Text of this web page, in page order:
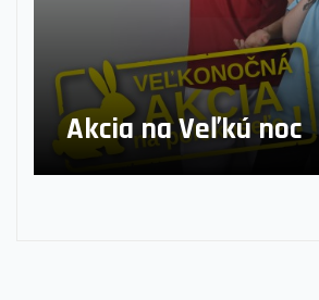
Akcia na Veľkú noc